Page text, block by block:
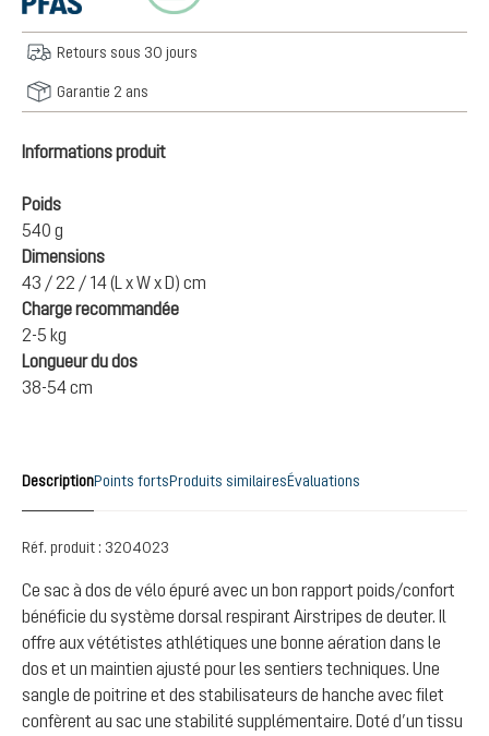
Retours sous 30 jours
Garantie 2 ans
Informations produit
Poids
540 g
Dimensions
43 / 22 / 14 (L x W x D) cm
Charge recommandée
2-5 kg
Longueur du dos
38-54 cm
DescriptionPoints fortsProduits similairesÉvaluations
Réf. produit : 3204023
Ce sac à dos de vélo épuré avec un bon rapport poids/confort
bénéficie du système dorsal respirant Airstripes de deuter. Il
offre aux vététistes athlétiques une bonne aération dans le
dos et un maintien ajusté pour les sentiers techniques. Une
sangle de poitrine et des stabilisateurs de hanche avec filet
confèrent au sac une stabilité supplémentaire. Doté d’un tissu